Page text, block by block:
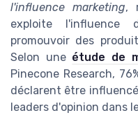
l'influence marketing,
exploite l'influence
promouvoir des
Selon une étude de
Pinecone Research,
déclarent être
leaders d'opinion dans